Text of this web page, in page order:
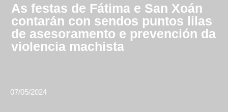
As festas de Fátima e San Xoán
contarán con sendos puntos lilas
de asesoramento e prevención da
violencia machista
07/05/2024